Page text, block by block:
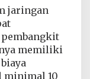
jaringan
memiliki
minimal 10